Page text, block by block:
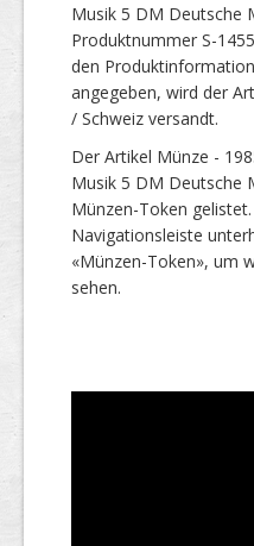
Musik 5 DM Deutsche
Produktnummer S-
den
angegeben, wird der
/ Schweiz versandt.
Der Artikel Münze -
Musik 5 DM Deutsche
Münzen-Token
Navigationsleiste
«Münzen-Token», um
sehen.